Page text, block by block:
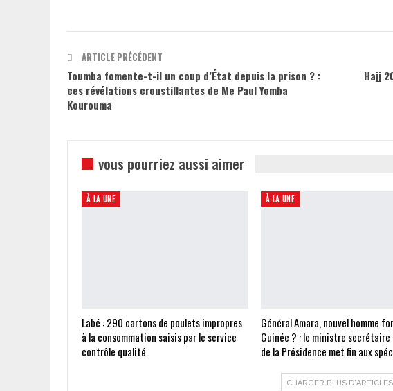
ARTICLE PRÉCÉDENT
Toumba fomente-t-il un coup d’État depuis la prison ? :
ces révélations croustillantes de Me Paul Yomba
Kourouma
Hajj
vous pourriez aussi aimer
À LA UNE
Labé : 290 cartons de poulets impropres
à la consommation saisis par le service
contrôle qualité
À LA UNE
Général Amara, nouvel homme
Guinée ? : le ministre
de la Présidence met fin aux
CHARGER PLUS D'ARTICLES